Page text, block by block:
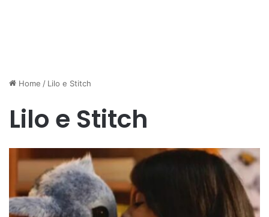
Home / Lilo e Stitch
Lilo e Stitch